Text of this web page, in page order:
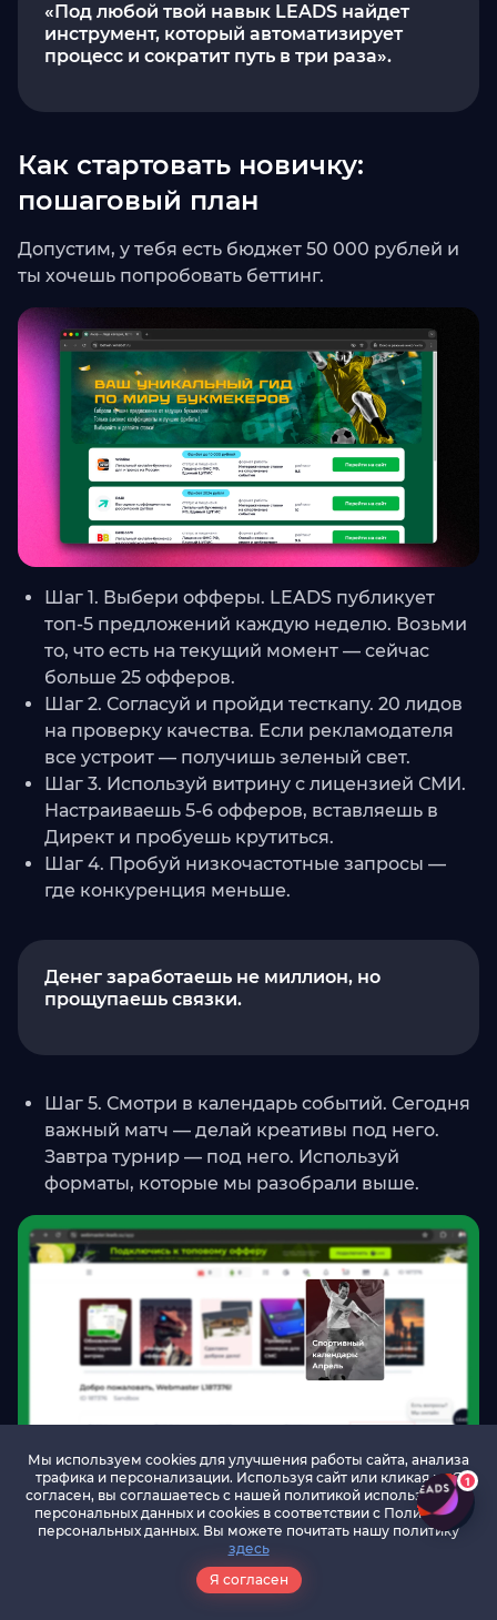
«Под любой твой навык LEADS найдет
инструмент, который автоматизирует
процесс и сократит путь в три раза».
Как стартовать новичку:
пошаговый план
Допустим, у тебя есть бюджет 50 000 рублей и
ты хочешь попробовать беттинг.
Шаг 1. Выбери офферы. LEADS публикует
топ-5 предложений каждую неделю. Возьми
то, что есть на текущий момент — сейчас
больше 25 офферов.
Шаг 2. Согласуй и пройди тесткапу. 20 лидов
на проверку качества. Если рекламодателя
все устроит — получишь зеленый свет.
Шаг 3. Используй витрину с лицензией СМИ.
Настраиваешь 5-6 офферов, вставляешь в
Директ и пробуешь крутиться.
Шаг 4. Пробуй низкочастотные запросы —
где конкуренция меньше.
Денег заработаешь не миллион, но
прощупаешь связки.
Шаг 5. Смотри в календарь событий. Сегодня
важный матч — делай креативы под него.
Завтра турнир — под него. Используй
форматы, которые мы разобрали выше.
Показатели, на которые стоит
1
Мы используем cookies для улучшения работы сайта, анализа
трафика и персонализации. Используя сайт или кликая на Я
согласен, вы соглашаетесь с нашей политикой использования
персональных данных и cookies в соответствии c Политикой
персональных данных. Вы можете почитать нашу политику
здесь
Я согласен